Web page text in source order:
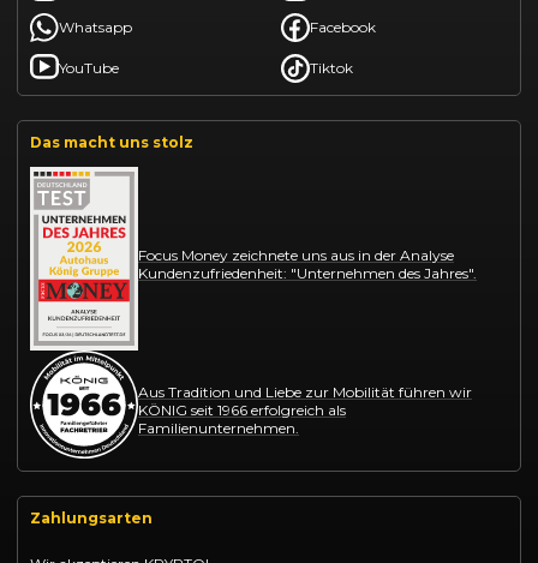
Whatsapp Facebook
YouTube Tiktok
Das macht uns stolz
Focus Money zeichnete uns aus in der Analyse
Kundenzufriedenheit: "Unternehmen des Jahres".
Aus Tradition und Liebe zur Mobilität führen wir
KÖNIG seit 1966 erfolgreich als
Familienunternehmen.
Zahlungsarten